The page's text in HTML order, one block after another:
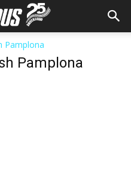
Pamplona
Pamplona